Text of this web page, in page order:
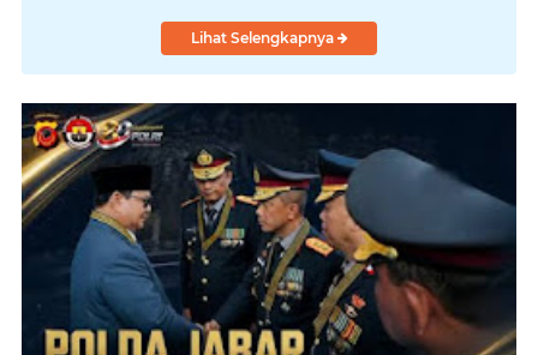
Lihat Selengkapnya